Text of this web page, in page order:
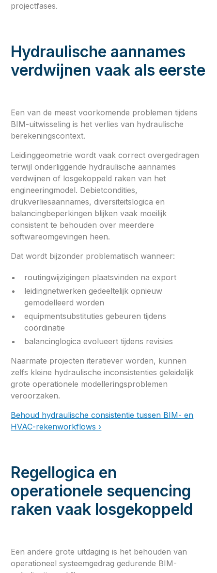
projectfases.
Hydraulische aannames
verdwijnen vaak als eerste
Een van de meest voorkomende problemen tijdens
BIM-uitwisseling is het verlies van hydraulische
berekeningscontext.
Leidinggeometrie wordt vaak correct overgedragen
terwijl onderliggende hydraulische aannames
verdwijnen of losgekoppeld raken van het
engineeringmodel. Debietcondities,
drukverliesaannames, diversiteitslogica en
balancingbeperkingen blijken vaak moeilijk
consistent te behouden over meerdere
softwareomgevingen heen.
Dat wordt bijzonder problematisch wanneer:
routingwijzigingen plaatsvinden na export
leidingnetwerken gedeeltelijk opnieuw
gemodelleerd worden
equipmentsubstituties gebeuren tijdens
coördinatie
balancinglogica evolueert tijdens revisies
Naarmate projecten iteratiever worden, kunnen
zelfs kleine hydraulische inconsistenties geleidelijk
grote operationele modelleringsproblemen
veroorzaken.
Behoud hydraulische consistentie tussen BIM- en
HVAC-rekenworkflows ›
Regellogica en
operationele sequencing
raken vaak losgekoppeld
Een andere grote uitdaging is het behouden van
operationeel systeemgedrag gedurende BIM-